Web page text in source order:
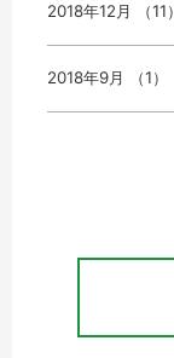
2018年12月 （11）
2018年9月 （1）